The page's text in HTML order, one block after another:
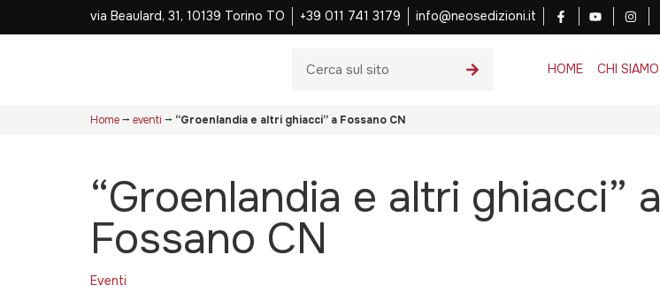
via Beaulard, 31, 10139 Torino TO +39 011 741 3179 info@neosedizioni.it
HOME CHI SIAMO
Home⭢ eventi ⭢ “Groenlandia e altri ghiacci” a Fossano CN
“Groenlandia e altri ghiacci” a
Fossano CN
Eventi